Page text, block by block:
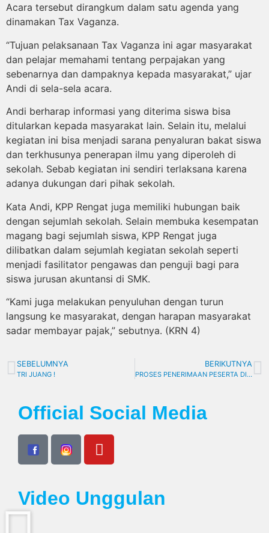
Acara tersebut dirangkum dalam satu agenda yang
dinamakan Tax Vaganza.
“Tujuan pelaksanaan Tax Vaganza ini agar masyarakat
dan pelajar memahami tentang perpajakan yang
sebenarnya dan dampaknya kepada masyarakat,” ujar
Andi di sela-sela acara.
Andi berharap informasi yang diterima siswa bisa
ditularkan kepada masyarakat lain. Selain itu, melalui
kegiatan ini bisa menjadi sarana penyaluran bakat siswa
dan terkhusunya penerapan ilmu yang diperoleh di
sekolah. Sebab kegiatan ini sendiri terlaksana karena
adanya dukungan dari pihak sekolah.
Kata Andi, KPP Rengat juga memiliki hubungan baik
dengan sejumlah sekolah. Selain membuka kesempatan
magang bagi sejumlah siswa, KPP Rengat juga
dilibatkan dalam sejumlah kegiatan sekolah seperti
menjadi fasilitator pengawas dan penguji bagi para
siswa jurusan akuntansi di SMK.
“Kami juga melakukan penyuluhan dengan turun
langsung ke masyarakat, dengan harapan masyarakat
sadar membayar pajak,” sebutnya. (KRN 4)
SEBELUMNYA
TRI JUANG !
BERIKUTNYA
PROSES PENERIMAAN PESERTA DIDIK BARU (PPDB) PADA SMAN 1 TEMBILAHAN
Official Social Media
Video Unggulan